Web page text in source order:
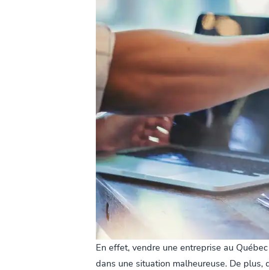
En effet, vendre une entreprise au
dans une situation malheureuse. De plus,